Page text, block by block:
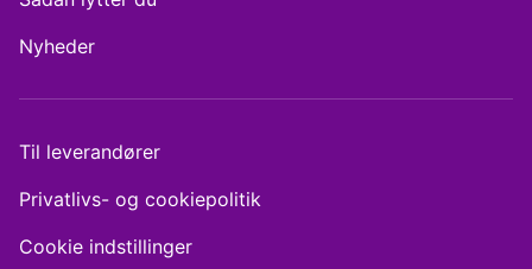
Nyheder
Til leverandører
Privatlivs- og cookiepolitik
Cookie indstillinger